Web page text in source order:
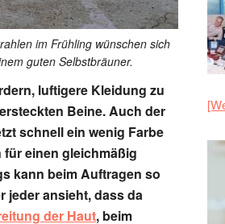
im Frühling wünschen sich
guten Selbstbräuner.
luftigere Kleidung zu
Beine. Auch der
schnell ein wenig Farbe
einen gleichmäßig
kann beim Auftragen so
jeder ansieht, dass da
der Haut, beim